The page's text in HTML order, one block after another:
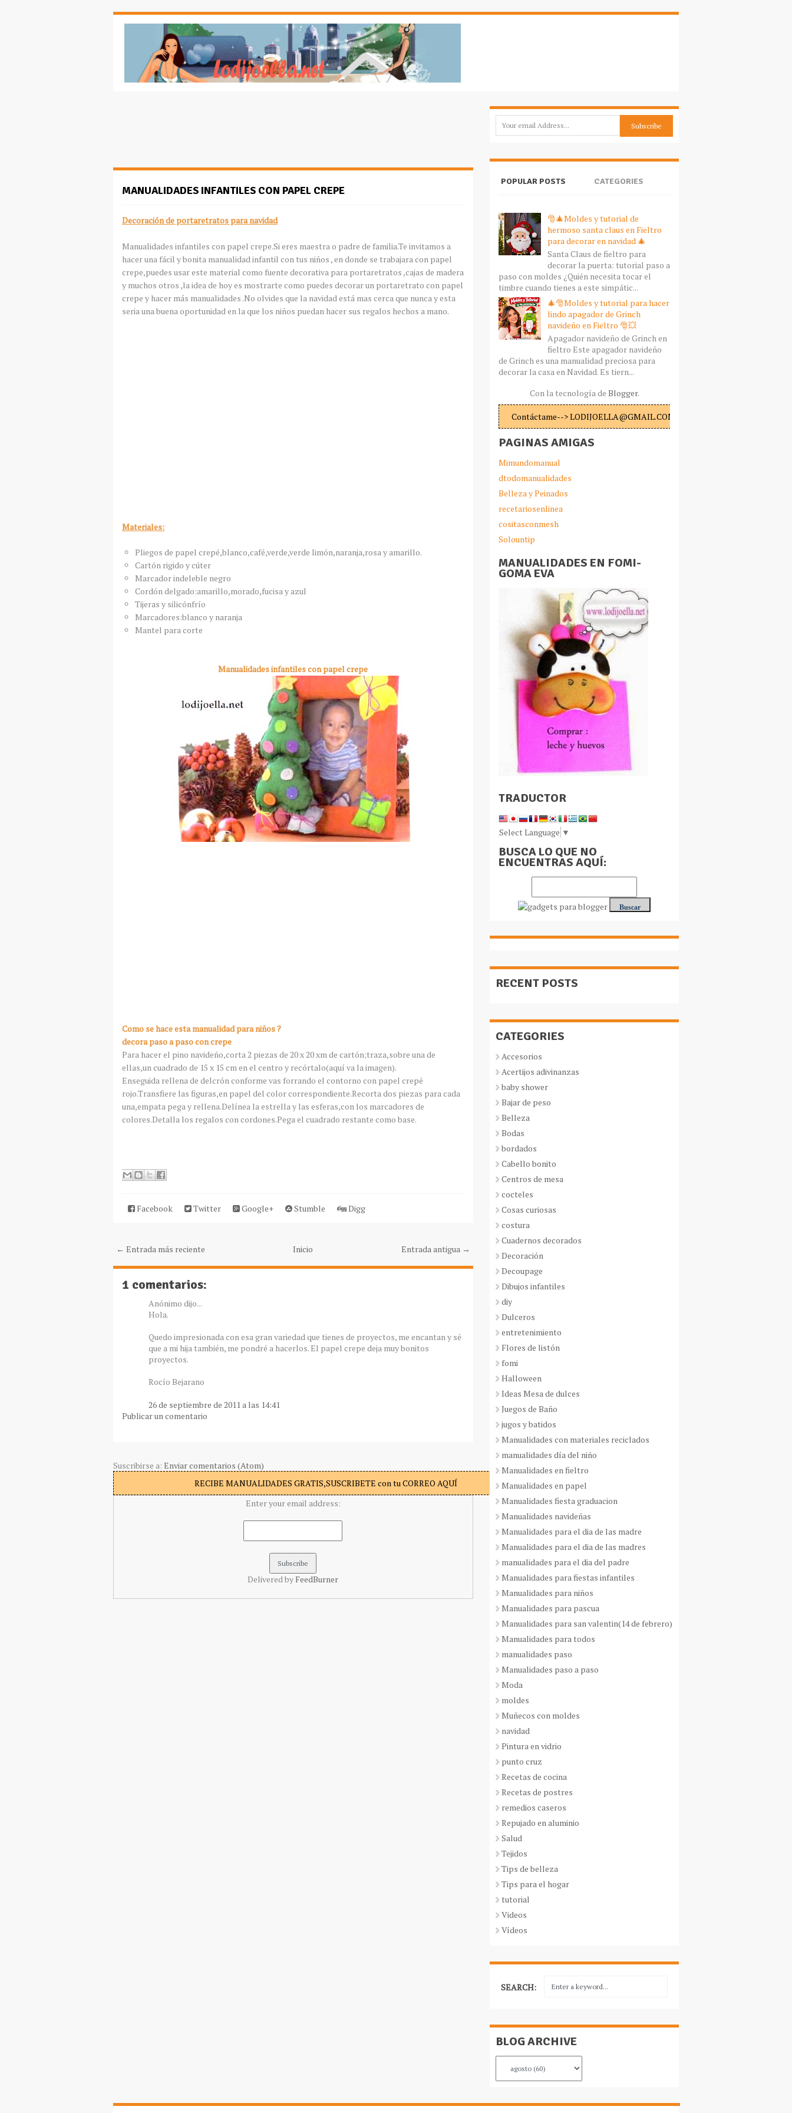
MANUALIDADES INFANTILES CON PAPEL CREPE
Decoración de portaretratos para navidad
Manualidades infantiles con papel crepe.Si eres maestra o padre de familia.Te invitamos a
hacer una fácil y bonita manualidad infantil con tus niños , en donde se trabajara con papel
crepe,puedes usar este material como fuente decorativa para portaretratos ,cajas de madera
y muchos otros ,la idea de hoy es mostrarte como puedes decorar un portaretrato con papel
crepe y hacer más manualidades .No olvides que la navidad está mas cerca que nunca y esta
seria una buena oportunidad en la que los niños puedan hacer sus regalos hechos a mano.
Materiales:
Pliegos de papel crepé,blanco,café,verde,verde limón,naranja,rosa y amarillo.
Cartón rigido y cúter
Marcador indeleble negro
Cordón delgado:amarillo,morado,fucisa y azul
Tijeras y silicónfrío
Marcadores:blanco y naranja
Mantel para corte
Manualidades infantiles con papel crepe
Como se hace esta manualidad para niños ?
decora paso a paso con crepe
Para hacer el pino navideño,corta 2 piezas de 20 x 20 xm de cartón;traza,sobre una de
ellas,un cuadrado de 15 x 15 cm en el centro y recórtalo(aquí va la imagen).
Enseguida rellena de delcrón conforme vas forrando el contorno con papel crepé
rojo.Transfiere las figuras,en papel del color correspondiente.Recorta dos piezas para cada
una,empata pega y rellena.Delínea la estrella y las esferas,con los marcadores de
colores.Detalla los regalos con cordones.Pega el cuadrado restante como base.
Facebook Twitter Google+ Stumble Digg
← Entrada más reciente Entrada antigua →
Inicio
1 comentarios:
Anónimo dijo...
Hola.
Quedo impresionada con esa gran variedad que tienes de proyectos, me encantan y sé
que a mi hija también, me pondré a hacerlos. El papel crepe deja muy bonitos
proyectos.
Rocío Bejarano
26 de septiembre de 2011 a las 14:41
Publicar un comentario
Suscribirse a: Enviar comentarios (Atom)
RECIBE MANUALIDADES GRATIS,SUSCRIBETE con tu CORREO AQUÍ
Enter your email address:
Delivered by FeedBurner
POPULAR POSTS CATEGORIES
🎅🎄Moldes y tutorial de
hermoso santa claus en Fieltro
para decorar en navidad 🎄
Santa Claus de fieltro para
decorar la puerta: tutorial paso a
paso con moldes ¿Quién necesita tocar el
timbre cuando tienes a este simpátic...
🎄🎅Moldes y tutorial para hacer
lindo apagador de Grinch
navideño en Fieltro 🎅💥
Apagador navideño de Grinch en
fieltro Este apagador navideño
de Grinch es una manualidad preciosa para
decorar la casa en Navidad. Es tiern...
Con la tecnología de Blogger.
Contáctame--> LODIJOELLA@GMAIL.COM
PAGINAS AMIGAS
Mimundomanual
dtodomanualidades
Belleza y Peinados
recetariosenlinea
cositasconmesh
Solountip
MANUALIDADES EN FOMI-
GOMA EVA
TRADUCTOR
Select Language ▼
BUSCA LO QUE NO
ENCUENTRAS AQUÍ:
RECENT POSTS
CATEGORIES
Accesorios
Acertijos adivinanzas
baby shower
Bajar de peso
Belleza
Bodas
bordados
Cabello bonito
Centros de mesa
cocteles
Cosas curiosas
costura
Cuadernos decorados
Decoración
Decoupage
Dibujos infantiles
diy
Dulceros
entretenimiento
Flores de listón
fomi
Halloween
Ideas Mesa de dulces
Juegos de Baño
jugos y batidos
Manualidades con materiales reciclados
manualidades día del niño
Manualidades en fieltro
Manualidades en papel
Manualidades fiesta graduacion
Manualidades navideñas
Manualidades para el dia de las madre
Manualidades para el dia de las madres
manualidades para el dia del padre
Manualidades para fiestas infantiles
Manualidades para niños
Manualidades para pascua
Manualidades para san valentin(14 de febrero)
Manualidades para todos
manualidades paso
Manualidades paso a paso
Moda
moldes
Muñecos con moldes
navidad
Pintura en vidrio
punto cruz
Recetas de cocina
Recetas de postres
remedios caseros
Repujado en aluminio
Salud
Tejidos
Tips de belleza
Tips para el hogar
tutorial
Videos
Vídeos
SEARCH:
BLOG ARCHIVE